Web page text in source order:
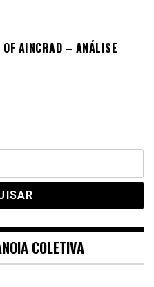
OF AINCRAD – ANÁLISE
COLETIVA